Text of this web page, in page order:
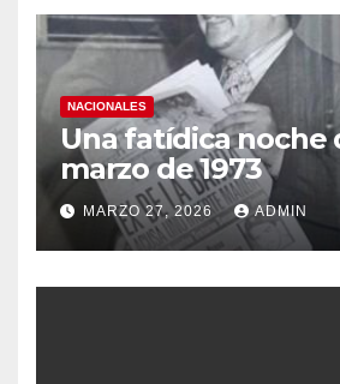
NACIONALES
Una fatídica noche
marzo de 1973
MARZO 27, 2026 ADMIN